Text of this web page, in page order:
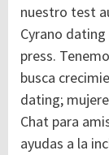
nuestro test
Cyrano
press.
busca
dating;
Chat para
ayudas a la